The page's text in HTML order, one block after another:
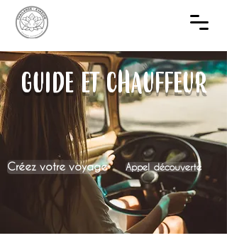
GUIDE ET CHAUFFEUR
Créez votre voyage Appel découverte